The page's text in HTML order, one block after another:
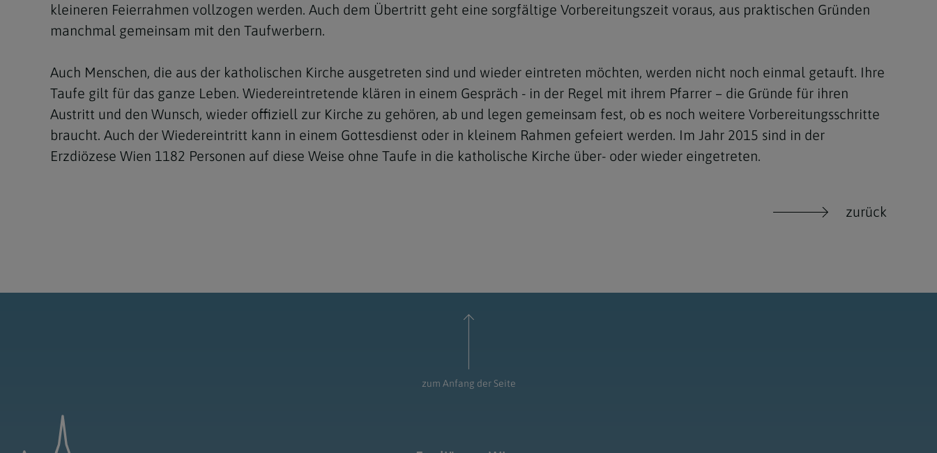
kleineren Feierrahmen vollzogen werden. Auch dem Übertritt geht eine sorgfältige Vorbereitungszeit voraus, aus praktischen Gründen
manchmal gemeinsam mit den Taufwerbern.
Auch Menschen, die aus der katholischen Kirche ausgetreten sind und wieder eintreten möchten, werden nicht noch einmal getauft. Ihre
Taufe gilt für das ganze Leben. Wiedereintretende klären in einem Gespräch - in der Regel mit ihrem Pfarrer – die Gründe für ihren
Austritt und den Wunsch, wieder offiziell zur Kirche zu gehören, ab und legen gemeinsam fest, ob es noch weitere Vorbereitungsschritte
braucht. Auch der Wiedereintritt kann in einem Gottesdienst oder in kleinem Rahmen gefeiert werden. Im Jahr 2015 sind in der
Erzdiözese Wien 1182 Personen auf diese Weise ohne Taufe in die katholische Kirche über- oder wieder eingetreten.
zurück
zum Anfang der Seite